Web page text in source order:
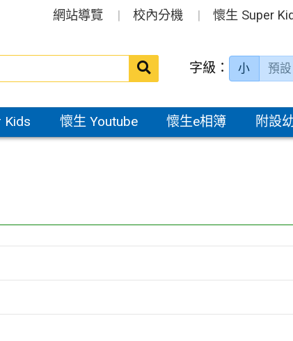
網站導覽 校內分機 懷生 Super
送出 字級： 小 預設
Kids 懷生 Youtube 懷生e相簿 附設